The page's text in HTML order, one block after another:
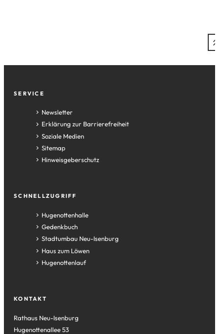
Fußzeile
SERVICE
Newsletter
Erklärung zur Barrierefreiheit
Soziale Medien
Sitemap
Hinweisgeberschutz
SCHNELLZUGRIFF
Hugenottenhalle
(Öffnet
in
einem
neuen
Tab)
Gedenkbuch
(Öffnet
in
einem
neuen
Stadtumbau Neu-Isenburg
(Öffnet
in
einem
Haus zum Löwen
(Öffnet
in
Tab)
Hugenottenlauf
(Öffnet
neuen
KONTAKT
Rathaus Neu-Isenburg
Hugenottenallee 53